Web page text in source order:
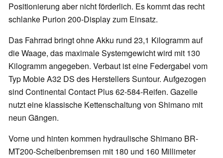
Positionierung aber nicht förderlich. Es kommt das recht
schlanke Purion 200-Display zum Einsatz.
Das Fahrrad bringt ohne Akku rund 23,1 Kilogramm auf
die Waage, das maximale Systemgewicht wird mit 130
Kilogramm angegeben. Verbaut ist eine Federgabel vom
Typ Mobie A32 DS des Herstellers Suntour. Aufgezogen
sind Continental Contact Plus 62-584-Reifen. Gazelle
nutzt eine klassische Kettenschaltung von Shimano mit
neun Gängen.
Vorne und hinten kommen hydraulische Shimano BR-
MT200-Scheibenbremsen mit 180 und 160 Millimeter